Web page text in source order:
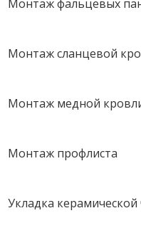
Монтаж фальцевых
Монтаж сланцевой
Монтаж медной
Монтаж профлиста
Укладка